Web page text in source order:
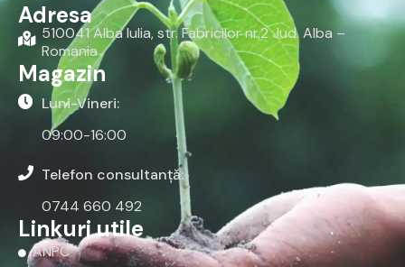
Adresa
510041 Alba Iulia, str. Fabricilor nr.2 Jud. Alba –
Romania
Magazin
Luni-Vineri:
09:00-16:00
Telefon consultanță:
0744 660 492
Linkuri utile
ANPC